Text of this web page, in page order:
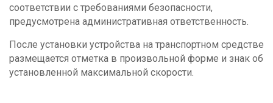
соответствии с требованиями безопасности,
предусмотрена административная ответственность.
После установки устройства на транспортном средстве
размещается отметка в произвольной форме и знак об
установленной максимальной скорости.